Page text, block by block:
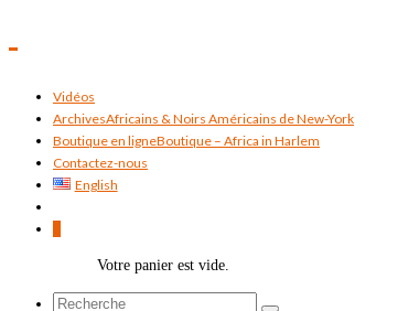
Vidéos
ArchivesAfricains & Noirs Américains de New-York
Boutique en ligneBoutique – Africa in Harlem
Contactez-nous
English
Votre panier est vide.
Rechercher :